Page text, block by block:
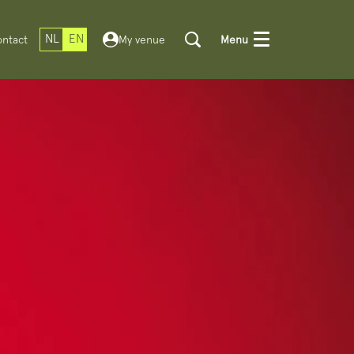
NL EN My venue Menu